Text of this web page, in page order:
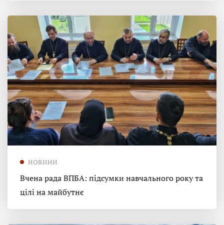
НОВИНИ
Вчена рада ВПБА: підсумки навчального року та
цілі на майбутнє